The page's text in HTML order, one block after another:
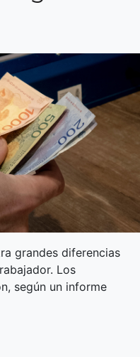
grandes diferencias
Los
según un informe